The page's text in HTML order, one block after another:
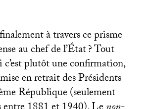
à travers ce prisme
au chef de l’État? Tout
c’est plutôt une confirmation,
en retrait des Présidents
République (seulement